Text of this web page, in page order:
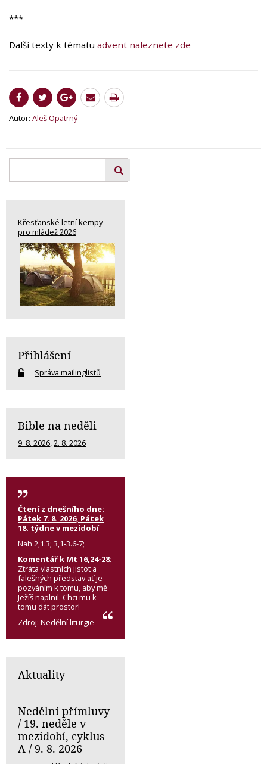
***
Další texty k tématu advent naleznete zde
Autor: Aleš Opatrný
Křesťanské letní kempy
pro mládež 2026
Přihlášení
Správa mailinglistů
Bible na neděli
9. 8. 2026,2. 8. 2026
Čtení z dnešního dne:
Pátek 7. 8. 2026, Pátek
18. týdne v mezidobí
Nah 2,1.3; 3,1-3.6-7;
Komentář k Mt 16,24-28:
Ztráta vlastních jistot a
falešných představ ať je
pozváním k tomu, aby mě
Ježíš naplnil. Chci mu k
tomu dát prostor!
Zdroj: Nedělní liturgie
Aktuality
Nedělní přímluvy
/ 19. neděle v
mezidobí, cyklus
A / 9. 8. 2026